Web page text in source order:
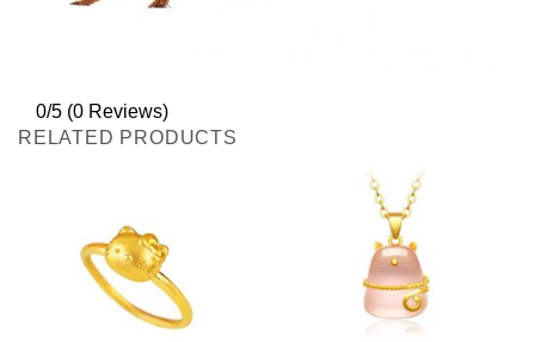
0/5 (0 Reviews)
RELATED PRODUCTS